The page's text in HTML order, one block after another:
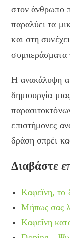
στον άνθρωπο
παραλύει τα
και στη
συμπεράσματα
Η ανακάλυψη
δημιουργία
επιστήμονες
δράση σπρέι
Διαβάστε
Καφεϊνη, το
Μήπως σας
Καφεΐνη